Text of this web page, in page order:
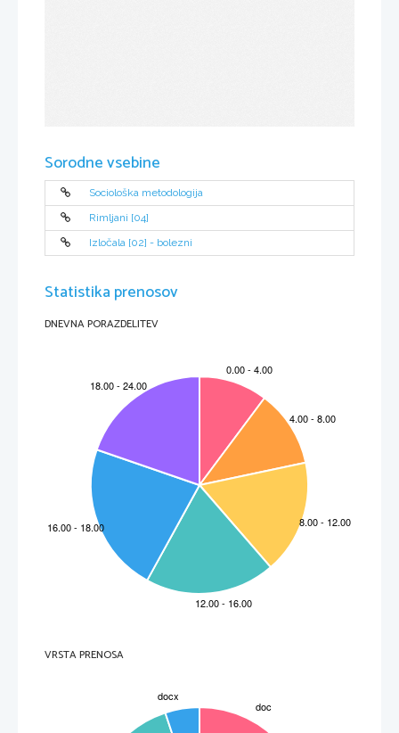
Sorodne vsebine
Sociološka metodologija
Rimljani [04]
Izločala [02] - bolezni
Statistika prenosov
DNEVNA PORAZDELITEV
VRSTA PRENOSA